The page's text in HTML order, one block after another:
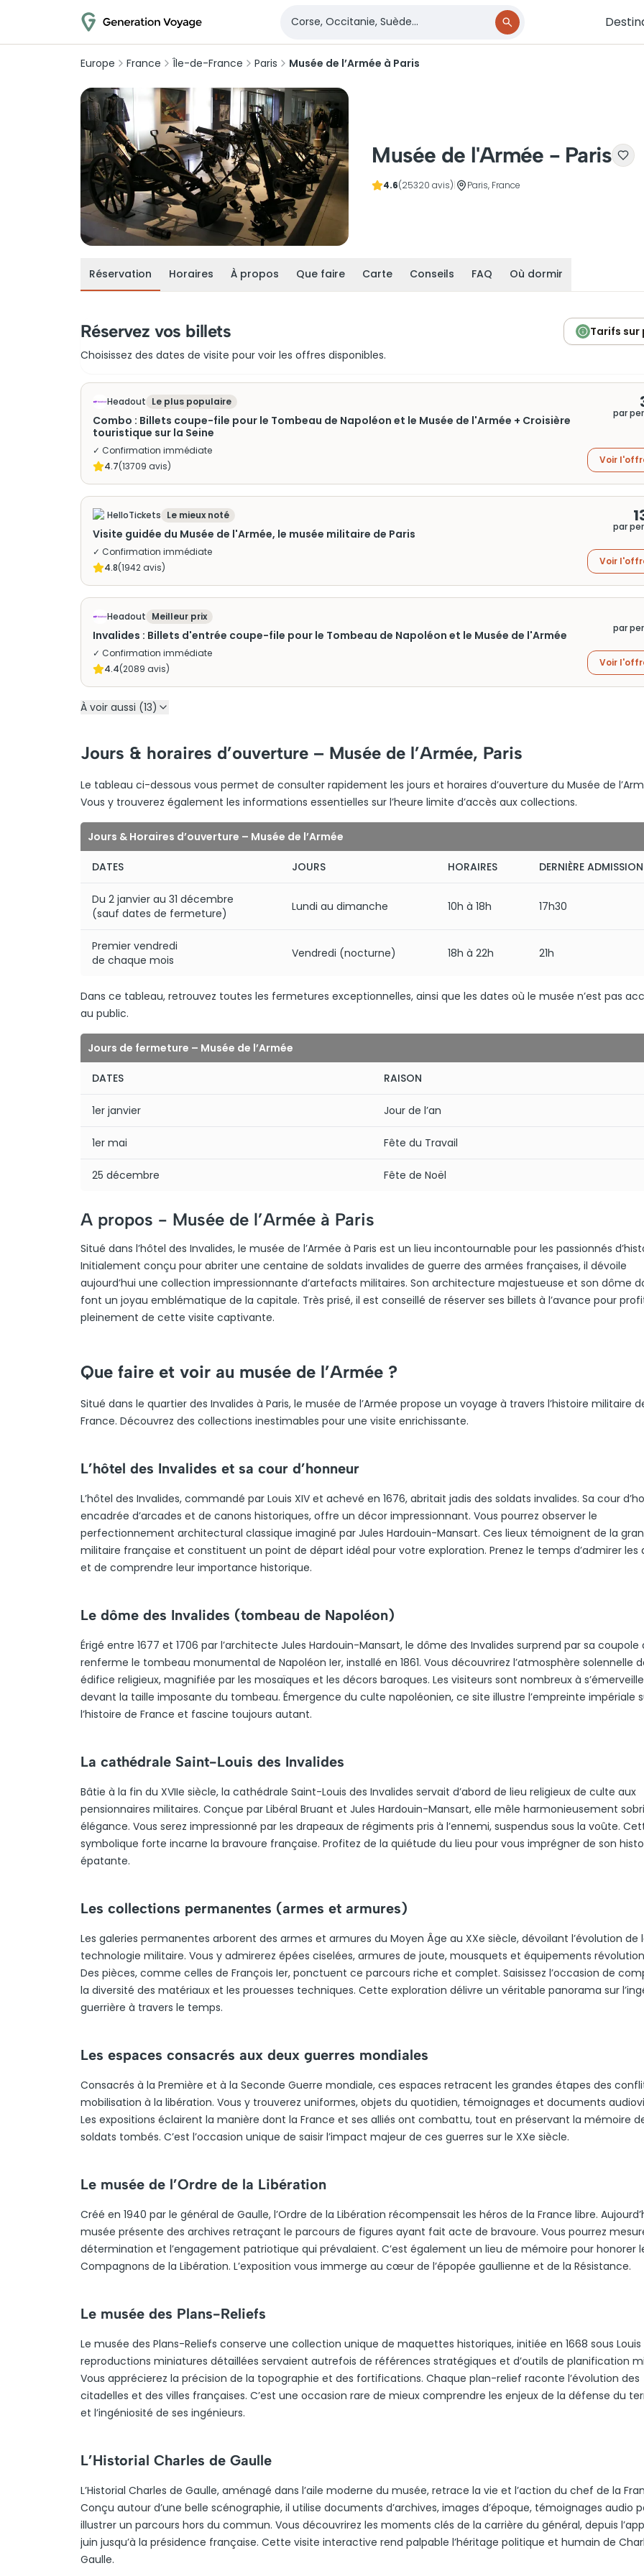
Europe France Île-de-France Paris Musée de l’Armée à Paris
Musée de l'Armée - Paris
4.6(25320 avis) Paris, France
Réservation Horaires À propos Que faire Carte Conseils FAQ Où dormir
Réservez vos billets
Choisissez des dates de visite pour voir les offres disponibles.
Tarifs sur
Headout Le plus populaire
Combo : Billets coupe-file pour le Tombeau de Napoléon et le Musée de l'Armée + Croisière
touristique sur la Seine
✓ Confirmation immédiate
4.7(13709 avis)
par
Voir
HelloTickets Le mieux noté
Visite guidée du Musée de l'Armée, le musée militaire de Paris
✓ Confirmation immédiate
4.8(1942avis)
par
Voir
Headout Meilleur prix
Invalides : Billets d'entrée coupe-file pour le Tombeau de Napoléon et le Musée de l'Armée
✓ Confirmation immédiate
4.4(2089 avis)
par
Voir
À voir aussi (13)
Jours & horaires d’ouverture – Musée de l’Armée, Paris
Le tableau ci-dessous vous permet de consulter rapidement les jours et horaires d’ouverture du Musée de
Vous y trouverez également les informations essentielles sur l’heure limite d’accès aux collections.
Jours & Horaires d’ouverture – Musée de l’Armée
DATES JOURS HORAIRES DERNIÈRE ADMISSION
Du 2 janvier au 31 décembre
(sauf dates de fermeture)
Lundi au dimanche 10h à 18h 17h30
Premier vendredi
de chaque mois
Vendredi (nocturne) 18h à 22h 21h
Dans ce tableau, retrouvez toutes les fermetures exceptionnelles, ainsi que les dates où le musée n’est pas
au public.
Jours de fermeture – Musée de l’Armée
DATES RAISON
1er janvier Jour de l’an
1er mai Fête du Travail
25 décembre Fête de Noël
A propos - Musée de l’Armée à Paris
Situé dans l’hôtel des Invalides, le musée de l’Armée à Paris est un lieu incontournable pour les passionnés
Initialement conçu pour abriter une centaine de soldats invalides de guerre des armées françaises, il dévoile
aujourd’hui une collection impressionnante d’artefacts militaires. Son architecture majestueuse et son dôme
font un joyau emblématique de la capitale. Très prisé, il est conseillé de réserver ses billets à l’avance pour
pleinement de cette visite captivante.
Que faire et voir au musée de l’Armée ?
Situé dans le quartier des Invalides à Paris, le musée de l’Armée propose un voyage à travers l’histoire militaire
France. Découvrez des collections inestimables pour une visite enrichissante.
L’hôtel des Invalides et sa cour d’honneur
L’hôtel des Invalides, commandé par Louis XIV et achevé en 1676, abritait jadis des soldats invalides. Sa cour
encadrée d’arcades et de canons historiques, offre un décor impressionnant. Vous pourrez observer le
perfectionnement architectural classique imaginé par Jules Hardouin-Mansart. Ces lieux témoignent de la
militaire française et constituent un point de départ idéal pour votre exploration. Prenez le temps d’admirer les
et de comprendre leur importance historique.
Le dôme des Invalides (tombeau de Napoléon)
Érigé entre 1677 et 1706 par l’architecte Jules Hardouin-Mansart, le dôme des Invalides surprend par sa coupole
renferme le tombeau monumental de Napoléon Ier, installé en 1861. Vous découvrirez l’atmosphère solennelle
édifice religieux, magnifiée par les mosaïques et les décors baroques. Les visiteurs sont nombreux à
devant la taille imposante du tombeau. Émergence du culte napoléonien, ce site illustre l’empreinte impériale
l’histoire de France et fascine toujours autant.
La cathédrale Saint-Louis des Invalides
Bâtie à la fin du XVIIe siècle, la cathédrale Saint-Louis des Invalides servait d’abord de lieu religieux de culte aux
pensionnaires militaires. Conçue par Libéral Bruant et Jules Hardouin-Mansart, elle mêle harmonieusement
élégance. Vous serez impressionné par les drapeaux de régiments pris à l’ennemi, suspendus sous la voûte.
symbolique forte incarne la bravoure française. Profitez de la quiétude du lieu pour vous imprégner de son
épatante.
Les collections permanentes (armes et armures)
Les galeries permanentes arborent des armes et armures du Moyen Âge au XXe siècle, dévoilant l’évolution de
technologie militaire. Vous y admirerez épées ciselées, armures de joute, mousquets et équipements
Des pièces, comme celles de François Ier, ponctuent ce parcours riche et complet. Saisissez l’occasion de
la diversité des matériaux et les prouesses techniques. Cette exploration délivre un véritable panorama sur
guerrière à travers le temps.
Les espaces consacrés aux deux guerres mondiales
Consacrés à la Première et à la Seconde Guerre mondiale, ces espaces retracent les grandes étapes des
mobilisation à la libération. Vous y trouverez uniformes, objets du quotidien, témoignages et documents
Les expositions éclairent la manière dont la France et ses alliés ont combattu, tout en préservant la mémoire
soldats tombés. C’est l’occasion unique de saisir l’impact majeur de ces guerres sur le XXe siècle.
Le musée de l’Ordre de la Libération
Créé en 1940 par le général de Gaulle, l’Ordre de la Libération récompensait les héros de la France libre.
musée présente des archives retraçant le parcours de figures ayant fait acte de bravoure. Vous pourrez
détermination et l’engagement patriotique qui prévalaient. C’est également un lieu de mémoire pour honorer
Compagnons de la Libération. L’exposition vous immerge au cœur de l’épopée gaullienne et de la Résistance.
Le musée des Plans-Reliefs
Le musée des Plans-Reliefs conserve une collection unique de maquettes historiques, initiée en 1668 sous Louis
reproductions miniatures détaillées servaient autrefois de références stratégiques et d’outils de planification
Vous apprécierez la précision de la topographie et des fortifications. Chaque plan-relief raconte l’évolution des
citadelles et des villes françaises. C’est une occasion rare de mieux comprendre les enjeux de la défense du
et l’ingéniosité de ses ingénieurs.
L’Historial Charles de Gaulle
L’Historial Charles de Gaulle, aménagé dans l’aile moderne du musée, retrace la vie et l’action du chef de la
Conçu autour d’une belle scénographie, il utilise documents d’archives, images d’époque, témoignages audio
illustrer un parcours hors du commun. Vous découvrirez les moments clés de la carrière du général, depuis
juin jusqu’à la présidence française. Cette visite interactive rend palpable l’héritage politique et humain de
Gaulle.